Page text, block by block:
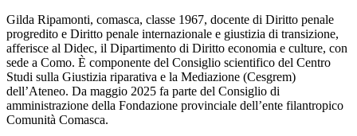
Gilda Ripamonti, comasca, classe 1967, docente di Diritto penale
progredito e Diritto penale internazionale e giustizia di transizione,
afferisce al Didec, il Dipartimento di Diritto economia e culture, con
sede a Como. È componente del Consiglio scientifico del Centro
Studi sulla Giustizia riparativa e la Mediazione (Cesgrem)
dell’Ateneo. Da maggio 2025 fa parte del Consiglio di
amministrazione della Fondazione provinciale dell’ente filantropico
Comunità Comasca.